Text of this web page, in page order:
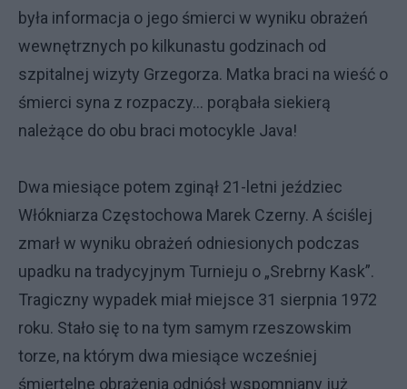
była informacja o jego śmierci w wyniku obrażeń
wewnętrznych po kilkunastu godzinach od
szpitalnej wizyty Grzegorza. Matka braci na wieść o
śmierci syna z rozpaczy… porąbała siekierą
należące do obu braci motocykle Java!
Dwa miesiące potem zginął 21-letni jeździec
Włókniarza Częstochowa Marek Czerny. A ściślej
zmarł w wyniku obrażeń odniesionych podczas
upadku na tradycyjnym Turnieju o „Srebrny Kask”.
Tragiczny wypadek miał miejsce 31 sierpnia 1972
roku. Stało się to na tym samym rzeszowskim
torze, na którym dwa miesiące wcześniej
śmiertelne obrażenia odniósł wspomniany już